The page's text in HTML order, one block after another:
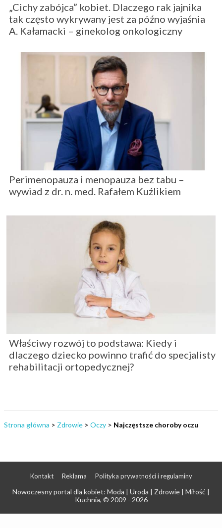
„Cichy zabójca” kobiet. Dlaczego rak jajnika
tak często wykrywany jest za późno wyjaśnia
A. Kałamacki – ginekolog onkologiczny
Perimenopauza i menopauza bez tabu –
wywiad z dr. n. med. Rafałem Kuźlikiem
Właściwy rozwój to podstawa: Kiedy i
dlaczego dziecko powinno trafić do specjalisty
rehabilitacji ortopedycznej?
Strona główna > Zdrowie > Oczy > Najczęstsze choroby oczu
Kontakt Reklama Polityka prywatności i regulaminy
Nowoczesny portal dla kobiet: Moda | Uroda | Zdrowie | Miłość |
Kuchnia, © 2009 - 2026